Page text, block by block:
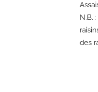
N.B.
des